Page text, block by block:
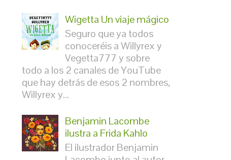
Wigetta Un viaje mágico
Seguro que ya todos
conoceréis a Willyrex y
Vegetta777 y sobre
todo a los 2 canales de YouTube
que hay detrás de esos 2 nombres,
Willyrex y...
Benjamin Lacombe
ilustra a Frida Kahlo
El ilustrador Benjamin